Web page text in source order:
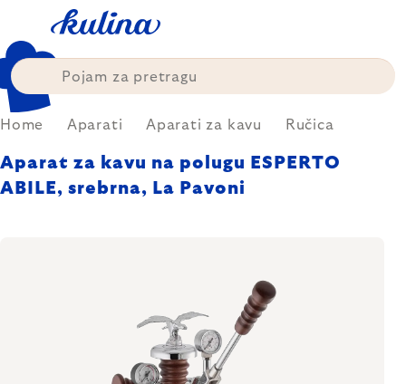
content
Home Aparati Aparati za kavu Ručica
Aparat za kavu na polugu ESPERTO
ABILE, srebrna, La Pavoni